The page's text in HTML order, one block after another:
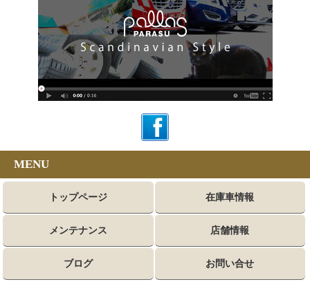
MENU
トップページ 在庫車情報
メンテナンス 店舗情報
ブログ お問い合せ